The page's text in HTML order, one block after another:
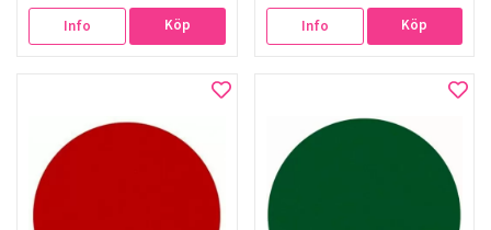
Info Köp Info Köp